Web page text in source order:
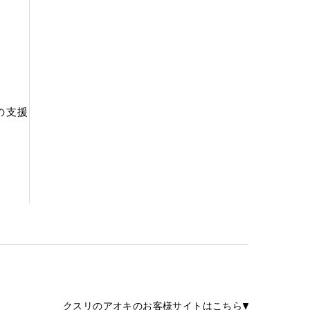
支援
クスリのアオキのお客様サイトはこちら